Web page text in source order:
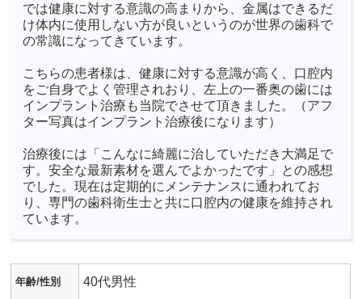
では健康に対する意識の高まりから、金属はできるだ
け体内に使用しない方が良いというのが世界の歯科で
の常識になってきています。
こちらの患者様は、健康に対する意識が高く、口腔内
をご自身でよく管理されおり、左上の一番奥の歯には
インプラント治療も当院でさせて頂きました。（アフ
ター写真はインプラント治療後になります）
治療後には「こんなに綺麗に治していただき大満足で
す。安全な最新素材を選んでよかったです」との感想
でした。現在は定期的にメンテナンスに通われてお
り、専門の歯科衛生士と共に口腔内の健康を維持され
ています。
年齢/性別 40代男性